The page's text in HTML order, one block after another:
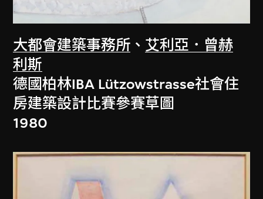
大都會建築事務所 、 艾利亞．曾赫
利斯
德國柏林IBA Lützowstrasse社會住
房建築設計比賽參賽草圖
1980